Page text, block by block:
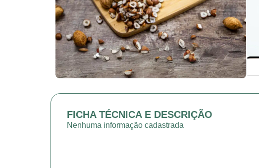
FICHA TÉCNICA E DESCRIÇÃO
Nenhuma informação cadastrada